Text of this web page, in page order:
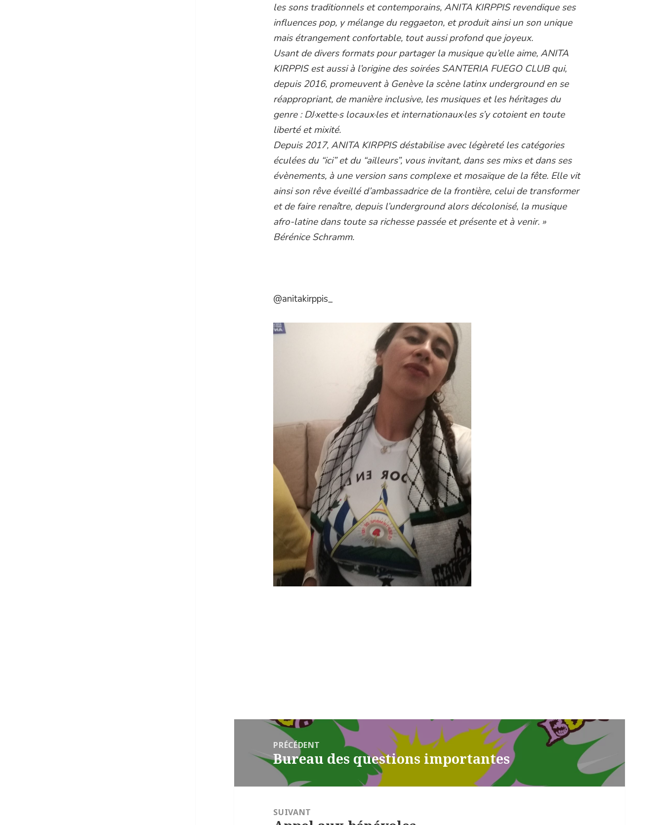
les sons traditionnels et contemporains, ANITA KIRPPIS revendique ses
influences pop, y mélange du reggaeton, et produit ainsi un son unique
mais étrangement confortable, tout aussi profond que joyeux.
Usant de divers formats pour partager la musique qu’elle aime, ANITA
KIRPPIS est aussi à l’origine des soirées SANTERIA FUEGO CLUB qui,
depuis 2016, promeuvent à Genève la scène latinx underground en se
réappropriant, de manière inclusive, les musiques et les héritages du
genre : DJ·xette·s locaux·les et internationaux·les s’y cotoient en toute
liberté et mixité.
Depuis 2017, ANITA KIRPPIS déstabilise avec légèreté les catégories
éculées du “ici” et du “ailleurs”, vous invitant, dans ses mixs et dans ses
évènements, à une version sans complexe et mosaïque de la fête. Elle vit
ainsi son rêve éveillé d’ambassadrice de la frontière, celui de transformer
et de faire renaître, depuis l’underground alors décolonisé, la musique
afro-latine dans toute sa richesse passée et présente et à venir. »
Bérénice Schramm.
@anitakirppis_
Navigation
l’article
PRÉCÉDENT
Article
précédent :
Bureau des questions importantes
SUIVANT